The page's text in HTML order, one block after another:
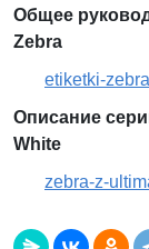
Общее
Zebra
etiketki-
Описание
White
zebra-z-